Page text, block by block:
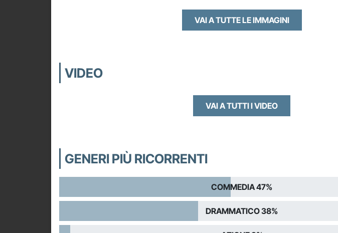
VAI A TUTTE LE IMMAGINI
VIDEO
VAI A TUTTI I VIDEO
GENERI PIÙ RICORRENTI
COMMEDIA 47%
DRAMMATICO 38%